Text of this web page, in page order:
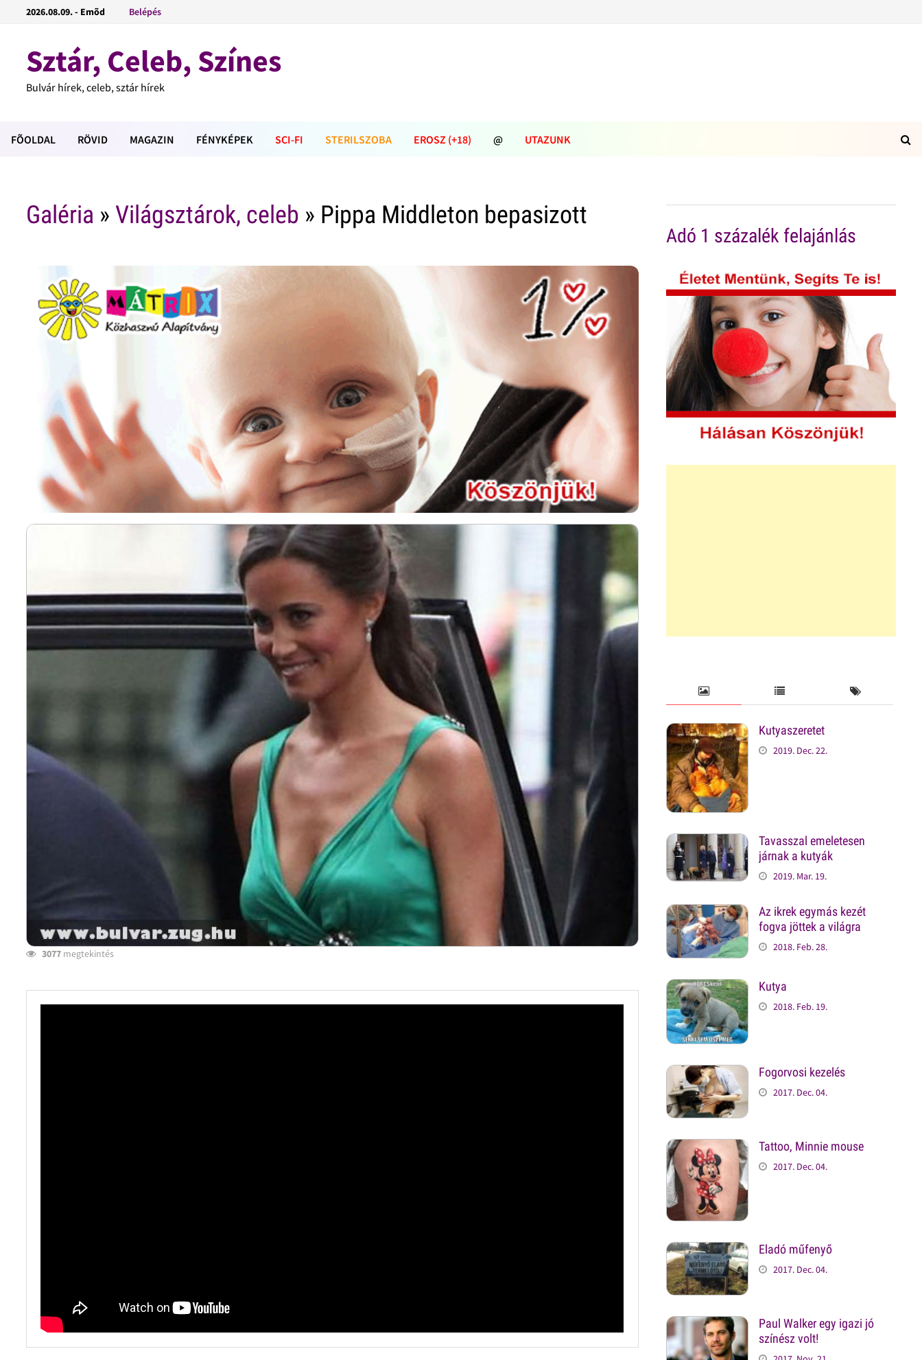
2026.08.09. - Emõd Belépés
Sztár, Celeb, Színes
Bulvár hírek, celeb, sztár hírek
FÕOLDAL RÖVID MAGAZIN FÉNYKÉPEK SCI-FI STERILSZOBA EROSZ (+18) @ UTAZUNK
Galéria »Világsztárok, celeb » Pippa Middleton bepasizott
3077 megtekintés
Adó 1 százalék felajánlás
Kutyaszeretet
2019. Dec. 22.
Tavasszal emeletesen
járnak a kutyák
2019. Mar. 19.
Az ikrek egymás kezét
fogva jöttek a világra
2018. Feb. 28.
Kutya
2018. Feb. 19.
Fogorvosi kezelés
2017. Dec. 04.
Tattoo, Minnie mouse
2017. Dec. 04.
Eladó műfenyő
2017. Dec. 04.
Paul Walker egy igazi jó
színész volt!